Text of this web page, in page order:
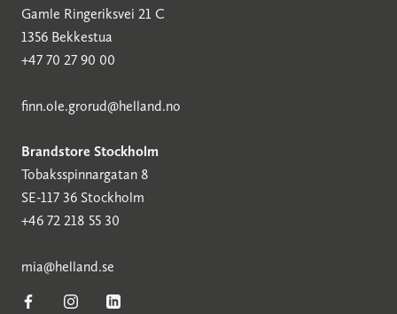
Gamle Ringeriksvei 21 C
1356 Bekkestua
+47 70 27 90 00
finn.ole.grorud@helland.no
Brandstore Stockholm
Tobaksspinnargatan 8
SE-117 36 Stockholm
+46 72 218 55 30
mia@helland.se